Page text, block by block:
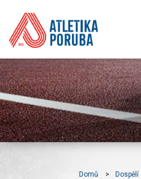
Domů Dospělí